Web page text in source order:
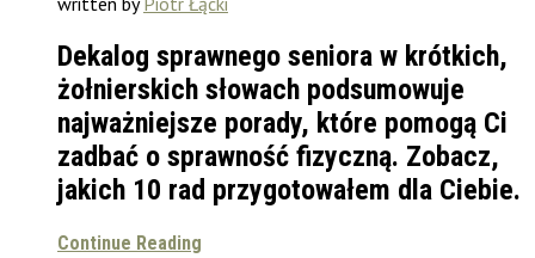
Dekalog sprawnego seniora w krótkich,
żołnierskich słowach podsumowuje
najważniejsze porady, które pomogą Ci
zadbać o sprawność fizyczną. Zobacz,
jakich 10 rad przygotowałem dla Ciebie.
Continue Reading